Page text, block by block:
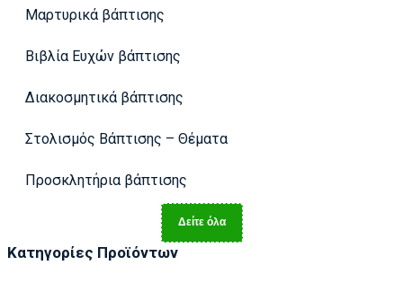
Μαρτυρικά βάπτισης
Βιβλία Ευχών βάπτισης
Διακοσμητικά βάπτισης
Στολισμός Βάπτισης – Θέματα
Προσκλητήρια βάπτισης
Δείτε όλα
Κατηγορίες Προϊόντων